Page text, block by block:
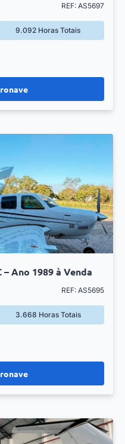
REF: AS5697
9.092 Horas Totais
Ano 1989 à Venda
REF: AS5695
3.668 Horas Totais